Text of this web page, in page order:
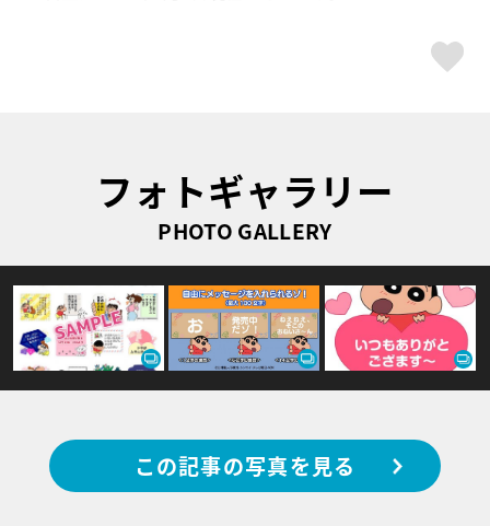
フォトギャラリー
PHOTO GALLERY
この記事の写真を見る